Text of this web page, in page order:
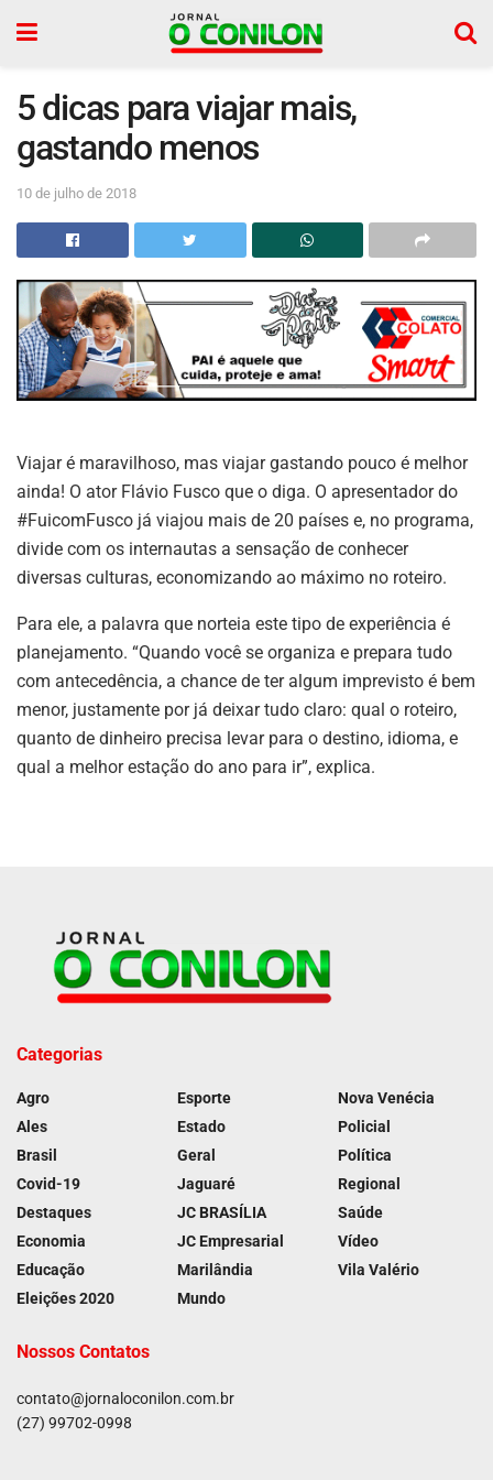
5 dicas para viajar mais,
gastando menos
10 de julho de 2018
Viajar é maravilhoso, mas viajar gastando pouco é melhor
ainda! O ator Flávio Fusco que o diga. O apresentador do
#FuicomFusco já viajou mais de 20 países e, no programa,
divide com os internautas a sensação de conhecer
diversas culturas, economizando ao máximo no roteiro.
Para ele, a palavra que norteia este tipo de experiência é
planejamento. “Quando você se organiza e prepara tudo
com antecedência, a chance de ter algum imprevisto é bem
menor, justamente por já deixar tudo claro: qual o roteiro,
quanto de dinheiro precisa levar para o destino, idioma, e
qual a melhor estação do ano para ir”, explica.
Categorias
Agro
Ales
Brasil
Covid-19
Destaques
Economia
Educação
Eleições 2020
Esporte
Estado
Geral
Jaguaré
JC BRASÍLIA
JC Empresarial
Marilândia
Mundo
Nova Venécia
Policial
Política
Regional
Saúde
Vídeo
Vila Valério
Nossos Contatos
contato@jornaloconilon.com.br
(27) 99702-0998